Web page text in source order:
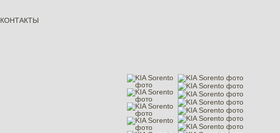
КОНТАКТЫ